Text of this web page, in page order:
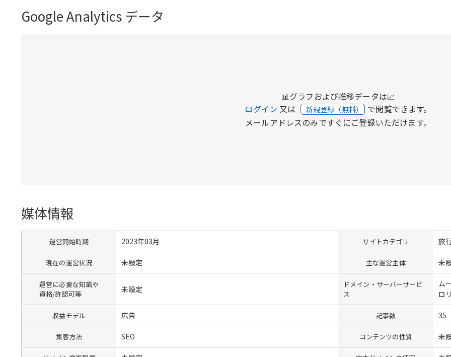
Google Analytics データ
📊グラフおよび推移データは📈
ログイン 又は 新規登録（無料） で閲覧できます。
メールアドレスのみですぐにご登録いただけます。
媒体情報
運営開始時期 2023年03月 サイトカテゴリ 旅
現在の運営状況 未設定 主な運営主体 未
運営に必要な知識や
資格/許認可等
未設定
ドメイン・サーバーサービ
ス
ム
ロ
収益モデル 広告 記事数 35
集客方法 SEO コンテンツの性質 未